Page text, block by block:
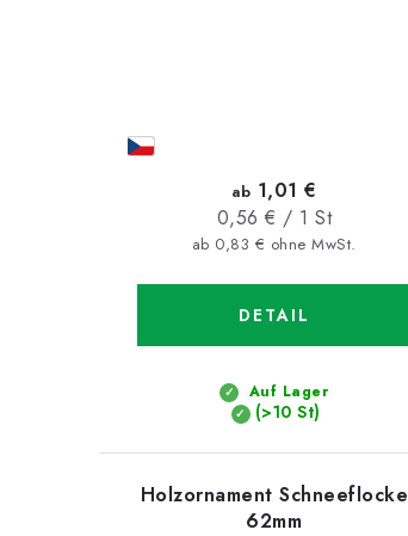
Auf Lager
(>10 St)
ab 0,83 € ohne MwSt.
ab 1,01 €
Verkaufspreis:
0,56 € / 1 St
DETAIL
Holzornament Schneeflocke
62mm